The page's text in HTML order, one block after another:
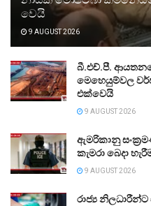
වෙයි
9 AUGUST 2026
බී.එච්.පී.
මෙහෙයුම්වල
එක්වෙයි
9 AUGUST 2026
ඇමරිකානු
කැමරා බෙදා
9 AUGUST 2026
රාජ්‍ය